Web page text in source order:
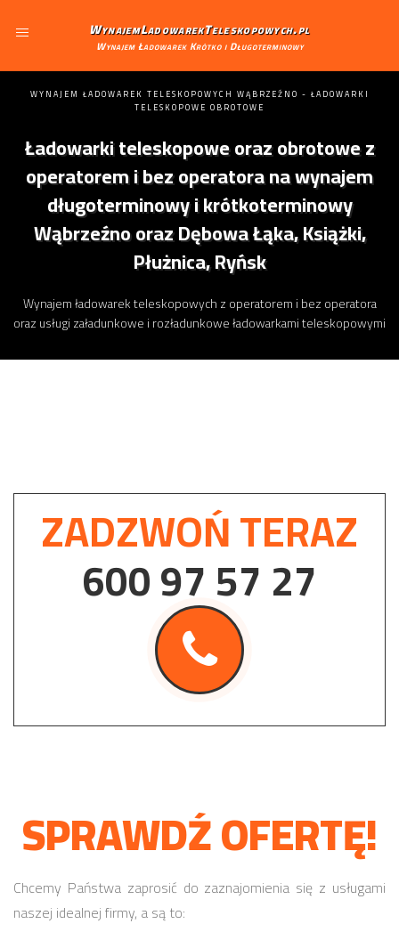
WynajemLadowarekTeleskopowych.pl
Wynajem Ładowarek Krótko i Długoterminowy
WYNAJEM ŁADOWAREK TELESKOPOWYCH WĄBRZEŹNO - ŁADOWARKI
TELESKOPOWE OBROTOWE
Ładowarki teleskopowe oraz obrotowe z
operatorem i bez operatora na wynajem
długoterminowy i krótkoterminowy
Wąbrzeźno oraz Dębowa Łąka, Książki,
Płużnica, Ryńsk
Wynajem ładowarek teleskopowych z operatorem i bez operatora
oraz usługi załadunkowe i rozładunkowe ładowarkami teleskopowymi
ZADZWOŃ TERAZ
600 97 57 27
SPRAWDŹ OFERTĘ!
Chcemy Państwa zaprosić do zaznajomienia się z usługami
naszej idealnej firmy, a są to: